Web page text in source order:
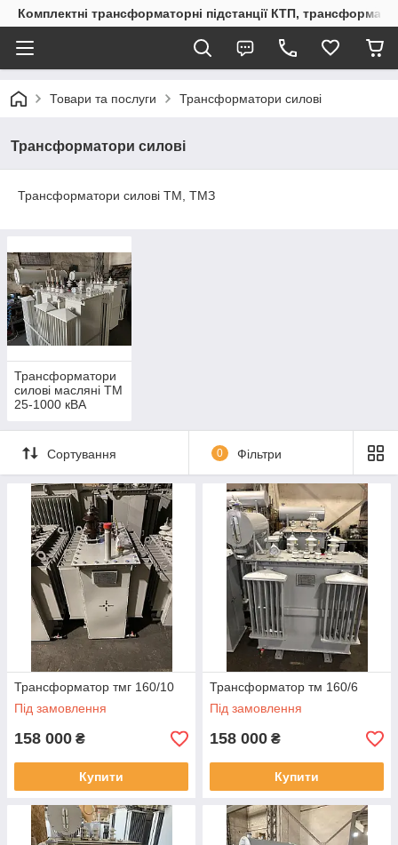
Комплектні трансформаторні підстанції КТП,
Товари та послуги Трансформатори силові
Трансформатори силові
Трансформатори силові ТМ, ТМЗ
Трансформатори
силові масляні ТМ
25-1000 кВА
Сортування 0 Фільтри
Трансформатор тмг 160/10
Під замовлення
158 000 ₴
Купити
Трансформатор тм 160/6
Під замовлення
158 000 ₴
Купити